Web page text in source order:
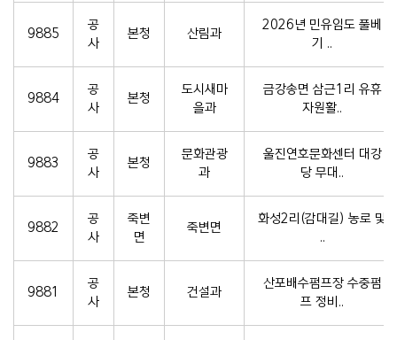
9885
공
사
본청 산림과
2026년 민유임도 풀베
기 ..
9884
공
사
본청
도시새마
을과
금강송면 삼근1리 유휴
자원활..
9883
공
사
본청
문화관광
과
울진연호문화센터 대강
당 무대..
9882
공
사
죽변
면
죽변면
화성2리(감대길) 농로 및
..
9881
공
사
본청 건설과
산포배수펌프장 수중펌
프 정비..